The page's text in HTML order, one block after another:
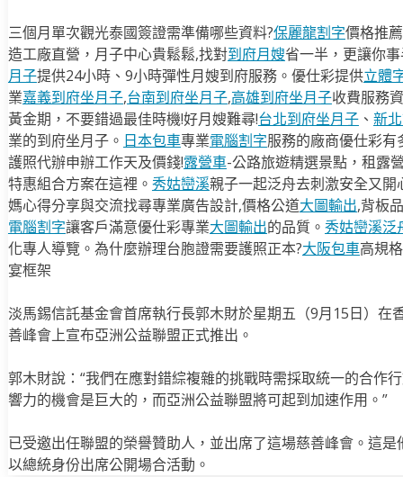
三個月單次觀光泰國簽證需準備哪些資料?保麗龍割字價格推
造工廠直營，月子中心貴鬆鬆,找對到府月嫂省一半，更讓你事
月子提供24小時、9小時彈性月嫂到府服務。優仕彩提供立體
業嘉義到府坐月子,台南到府坐月子,高雄到府坐月子收費服務
黃金期，不要錯過最佳時機!好月嫂難尋!台北到府坐月子、 新
業的到府坐月子。 日本包車專業電腦割字服務的廠商優仕彩
護照代辦申辦工作天及價錢!露營車-公路旅遊精選景點，租露
特惠組合方案在這裡。 秀姑巒溪親子一起泛舟去​刺激安全又
媽心得分享與交流找尋專業廣告設計,價格公道大圖輸出,背板
電腦割字讓客戶滿意優仕彩專業大圖輸出的品質。 秀姑巒溪泛
化專人導覽。為什麼辦理台胞證需要護照正本?大阪包車高規
宴框架
淡馬錫信託基金會首席執行長郭木財於星期五（9月15日）在
善峰會上宣布亞洲公益聯盟正式推出。
郭木財說：“我們在應對錯綜複雜的挑戰時需採取統一的合作
響力的機會是巨大的，而亞洲公益聯盟將可起到加速作用。”
已受邀出任聯盟的榮譽贊助人，並出席了這場慈善峰會。這
以總統身份出席公開場合活動。